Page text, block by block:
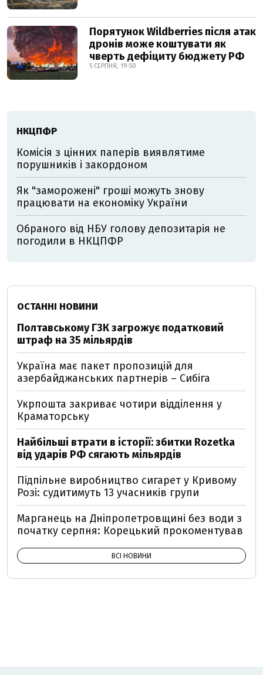
Порятунок Wildberries після атак
дронів може коштувати як
чверть дефіциту бюджету РФ
5 СЕРПНЯ, 19:50
НКЦПФР
Комісія з цінних паперів виявлятиме
порушників і закордоном
Як "заморожені" гроші можуть знову
працювати на економіку України
Обраного від НБУ голову депозитарія не
погодили в НКЦПФР
ОСТАННІ НОВИНИ
Полтавському ГЗК загрожує податковий
штраф на 35 мільярдів
Україна має пакет пропозицій для
азербайджанських партнерів – Сибіга
Укрпошта закриває чотири відділення у
Краматорську
Найбільші втрати в історії: збитки Rozetka
від ударів РФ сягають мільярдів
Підпільне виробництво сигарет у Кривому
Розі: судитимуть 13 учасників групи
Марганець на Дніпропетровщині без води з
початку серпня: Корецький прокоментував
ВСІ НОВИНИ